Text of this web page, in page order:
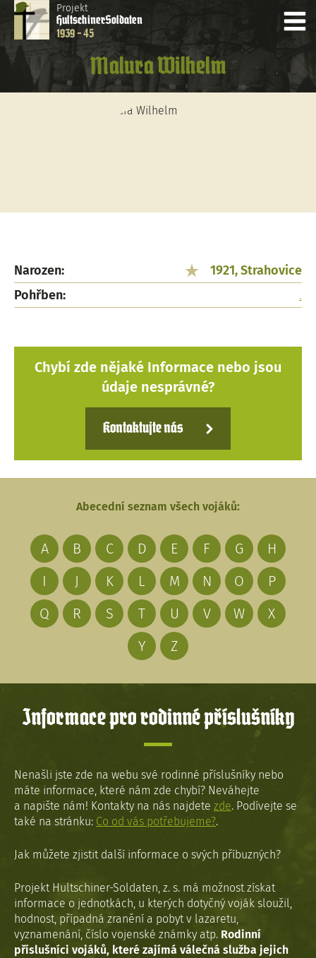
Projekt
HultschinerSoldaten
1939 - 45
Malura Wilhelm
Narozen:
1921, Strahovice
Pohřben:
.
Chybí zde nějaké Informace nebo jsou
údaje nesprávné?
Kontaktujte nás
Abecední seznam všech vojáků:
A B C D E F G
H
I
J K L M N O
P
Q
R S T U V W
X
Y
Z
Informace pro rodinné příslušníky
Nenašli jste zde na webu své rodinné příslušníky nebo
máte informace, které nám zde chybí? Neváhejte
a napište nám! Kontakty na nás najdete zde. Podívejte se
také na stránku: Co od vás potřebujeme?.
Jak můžete zjistit další informace o svých příbuzných?
Projekt Hultschiner-Soldaten, z. s. má možnost získat
informace o jednotkách, u kterých dotyčný voják sloužil,
hodnost, případná zranění a pobyt v lazaretu,
vyznamenání, číslo vojenské známky atp. Rodinní
příslušníci vojáků, které zajímá válečná služba jejich